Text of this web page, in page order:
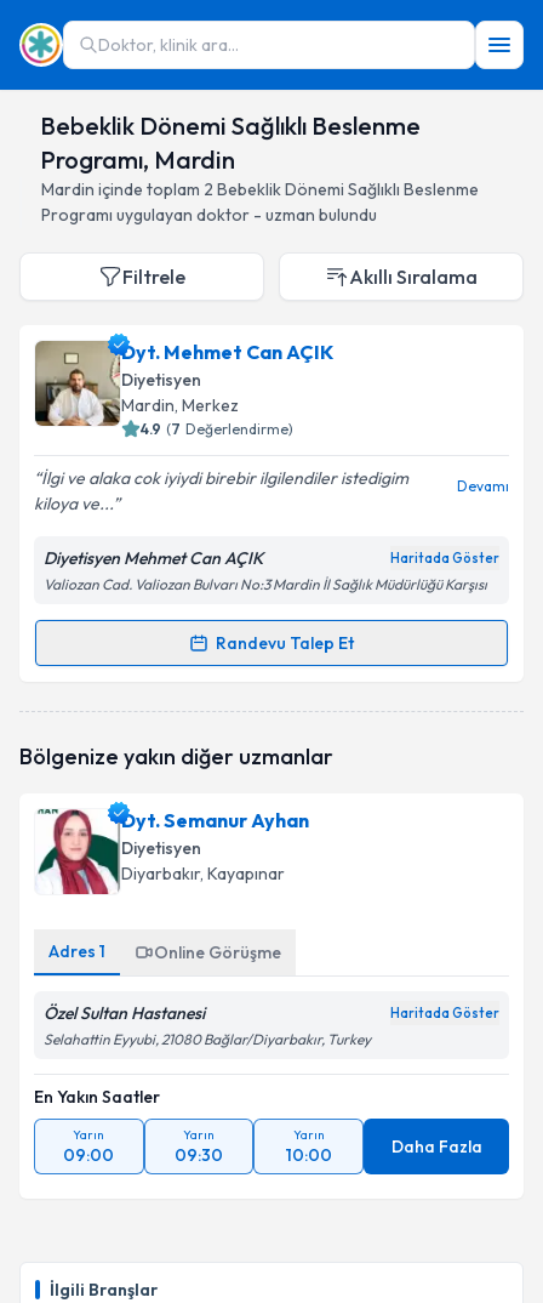
Doktor, klinik ara...
Bebeklik Dönemi Sağlıklı Beslenme
Programı, Mardin
Mardin içinde toplam 2 Bebeklik Dönemi Sağlıklı Beslenme
Programı uygulayan doktor - uzman bulundu
İlgili Branşlar
Filtrele Akıllı Sıralama
Dyt. Mehmet Can AÇIK
Diyetisyen
Mardin, Merkez
4.9 (7 Değerlendirme)
İlgi ve alaka cok iyiydi birebir ilgilendiler istedigim
kiloya ve...
Devamı
Diyetisyen Mehmet Can AÇIK Haritada Göster
Valiozan Cad. Valiozan Bulvarı No:3 Mardin İl Sağlık Müdürlüğü Karşısı
Randevu Talep Et
Randevu Takvimi Talebi
oluşturun. Size bu uzmandan randevu almanız için bir
E-posta Adresiniz
Kişisel verilerimin işlenmesine ilişkin
Metni'ni okudum ve kişisel verilerimin belirtilen
Takvim Talebini Gönder
Bölgenize yakın diğer uzmanlar
Dyt. Semanur Ayhan
Diyetisyen
Diyarbakır, Kayapınar
Adres 1 Online Görüşme
Özel Sultan Hastanesi Haritada Göster
Selahattin Eyyubi, 21080 Bağlar/Diyarbakır, Turkey
En Yakın Saatler
Yarın
09:00
Yarın
09:30
Yarın
10:00 Daha Fazla